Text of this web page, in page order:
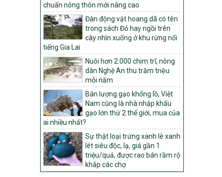
Quy định nguyên tắc, tiêu chí, định mức
phân bổ ngân sách trung ương và tỉ lệ
vốn đối ứng ngân sách của địa phương
thực hiện Chương trình mục tiêu quốc gia
xây dựng nông thôn mới, giảm nghèo
bền vững và phát triển kinh tế – xã hội
vùng đồng bào dân tộc thiểu số và miền
núi giai đoạn 2026 – 2030
1451/QĐ-UBND
Phê duyệt danh sách các xã thuộc nhóm
1, nhóm 2, nhóm 3 trong xây dựng nông
thôn mới giai đoạn 2026-2030 trên địa
bàn tỉnh Nghệ An
103/PTNT-NTM
Về việc đăng ký thực hiện Dự án liên kết
theo chuỗi giá trị thuộc Dự án 2 –
Chương trình Mục tiêu quốc gia Giảm
chuẩn nông thôn mới nâng cao
Đàn động vật hoang dã có tên
trong sách Đỏ hay ngồi trên
cây nhìn xuống ở khu rừng nổi
tiếng Gia Lai
Nuôi hơn 2.000 chim trĩ, nông
dân Nghệ An thu trăm triệu
mỗi năm
Bán lượng gạo khổng lồ, Việt
Nam cũng là nhà nhập khẩu
gạo lớn thứ 2 thế giới, mua của
ai nhiều nhất?
Sự thật loại trứng xanh lè xanh
lét siêu độc, lạ, giá gần 1
triệu/quả, được rao bán rầm rộ
khắp các chợ